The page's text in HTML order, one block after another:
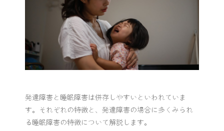
発達障害と睡眠障害は併存しやすいといわれていま
す。それぞれの特徴と、発達障害の場合に多くみられ
る睡眠障害の特徴について解説します。